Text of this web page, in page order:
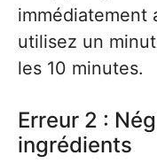
immédiatement
utilisez un
les 10 minutes.
Erreur 2 :
ingrédients